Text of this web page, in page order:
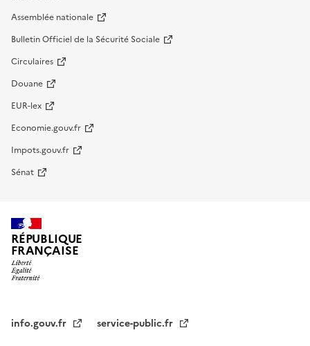
Assemblée nationale
Bulletin Officiel de la Sécurité Sociale
Circulaires
Douane
EUR-lex
Economie.gouv.fr
Impots.gouv.fr
Sénat
RÉPUBLIQUE
FRANÇAISE
info.gouv.fr
service-public.fr